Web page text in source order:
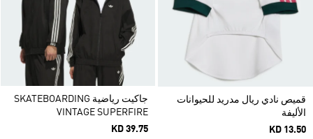
قميص نادي ريال مدريد للحيوانات
الأليفة
KD 13.50
جاكيت رياضية SKATEBOARDING
VINTAGE SUPERFIRE
KD 39.75